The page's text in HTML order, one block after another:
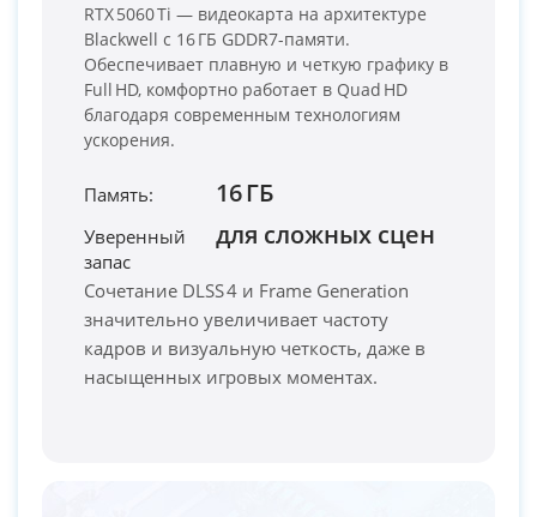
PC-Arena на карте Москвы — Яндекс Карты
RTX 5060 Ti — видеокарта на архитектуре
Blackwell с 16 ГБ GDDR7-памяти.
Обеспечивает плавную и четкую графику в
Full HD, комфортно работает в Quad HD
благодаря современным технологиям
ускорения.
Память: 16 ГБ
Уверенный
запас
для сложных сцен
Сочетание DLSS 4 и Frame Generation
значительно увеличивает частоту
кадров и визуальную четкость, даже в
насыщенных игровых моментах.